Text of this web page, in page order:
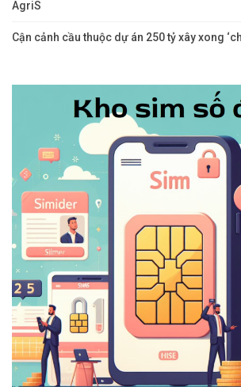
AgriS
Cận cảnh cầu thuộc dự án 250 tỷ xây xong